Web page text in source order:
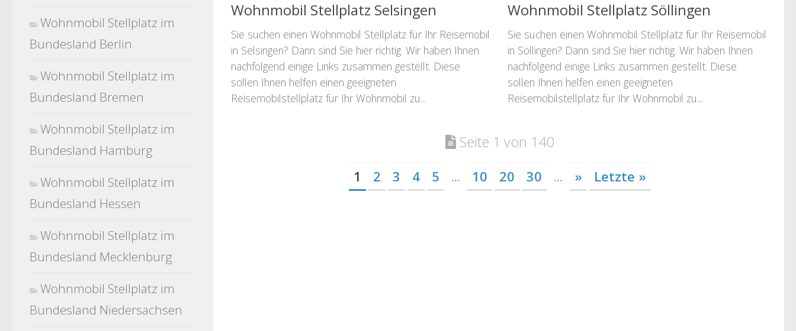
Wohnmobil Stellplatz Selsingen
Sie suchen einen Wohnmobil Stellplatz für Ihr Reisemobil
in Selsingen? Dann sind Sie hier richtig. Wir haben Ihnen
nachfolgend einige Links zusammen gestellt. Diese
sollen Ihnen helfen einen geeigneten
Reisemobilstellplatz für Ihr Wohnmobil zu...
Wohnmobil Stellplatz Söllingen
Sie suchen einen Wohnmobil Stellplatz für Ihr Reisemobil
in Söllingen? Dann sind Sie hier richtig. Wir haben Ihnen
nachfolgend einige Links zusammen gestellt. Diese
sollen Ihnen helfen einen geeigneten
Reisemobilstellplatz für Ihr Wohnmobil zu...
Seite 1 von 140
1 2 3 4 5 ... 10 20 30 ... » Letzte »
Wohnmobil Stellplatz im
Bundesland Berlin
Wohnmobil Stellplatz im
Bundesland Bremen
Wohnmobil Stellplatz im
Bundesland Hamburg
Wohnmobil Stellplatz im
Bundesland Hessen
Wohnmobil Stellplatz im
Bundesland Mecklenburg
Wohnmobil Stellplatz im
Bundesland Niedersachsen